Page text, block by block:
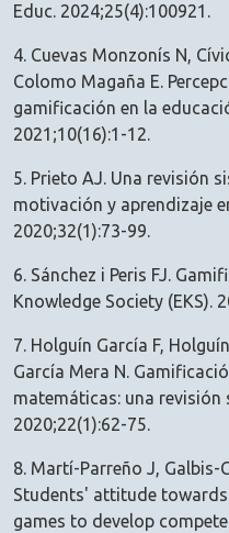
Educ. 2024;25(4):100921.
4. Cuevas Monzonís N,
Colomo Magaña E.
gamificación en la
2021;10(16):1-12.
5. Prieto AJ. Una revisión
motivación y aprendizaje
2020;32(1):73-99.
6. Sánchez i Peris FJ.
Knowledge Society (EKS).
7. Holguín García F,
García Mera N.
matemáticas: una revisión
2020;22(1):62-75.
8. Martí-Parreño J,
Students' attitude
games to develop